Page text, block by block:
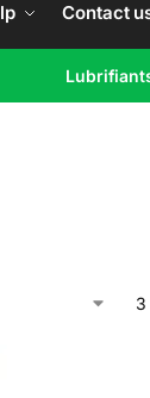
Contact
3